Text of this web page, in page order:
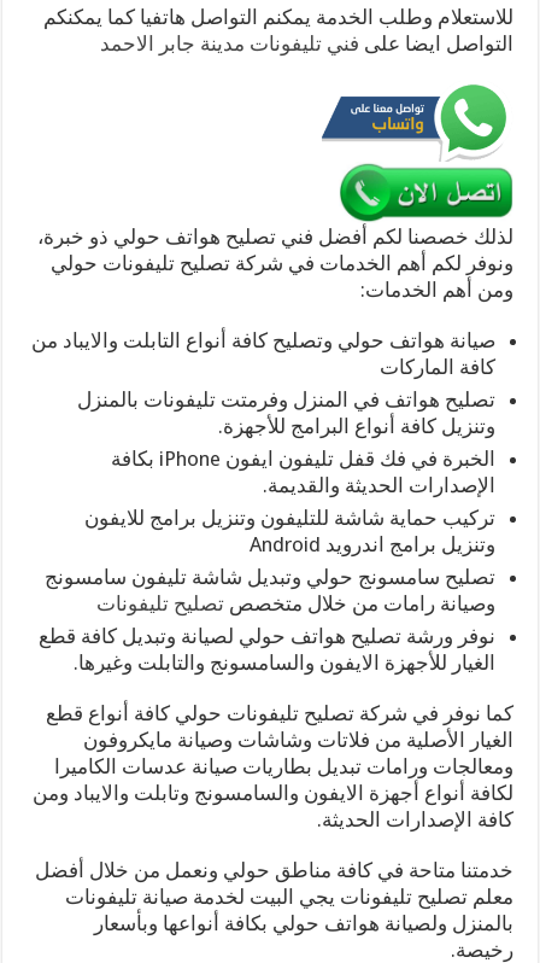
للاستعلام وطلب الخدمة يمكنم التواصل هاتفيا كما يمكنكم
التواصل ايضا على فني تليفونات مدينة جابر الاحمد
لذلك خصصنا لكم أفضل فني تصليح هواتف حولي ذو خبرة،
ونوفر لكم أهم الخدمات في شركة تصليح تليفونات حولي
ومن أهم الخدمات:
صيانة هواتف حولي وتصليح كافة أنواع التابلت والايباد من
كافة الماركات
تصليح هواتف في المنزل وفرمتت تليفونات بالمنزل
وتنزيل كافة أنواع البرامج للأجهزة.
الخبرة في فك قفل تليفون ايفون iPhone بكافة
الإصدارات الحديثة والقديمة.
تركيب حماية شاشة للتليفون وتنزيل برامج للايفون
وتنزيل برامج اندرويد Android
تصليح سامسونج حولي وتبديل شاشة تليفون سامسونج
وصيانة رامات من خلال متخصصتصليح تليفونات
نوفر ورشة تصليح هواتف حولي لصيانة وتبديل كافة قطع
الغيار للأجهزة الايفون والسامسونج والتابلت وغيرها.
كما نوفر في شركة تصليح تليفونات حولي كافة أنواع قطع
الغيار الأصلية من فلاتات وشاشات وصيانة مايكروفون
ومعالجات ورامات تبديل بطاريات صيانة عدسات الكاميرا
لكافة أنواع أجهزة الايفون والسامسونج وتابلت والايباد ومن
كافة الإصدارات الحديثة.
خدمتنا متاحة في كافة مناطق حولي ونعمل من خلال أفضل
معلم تصليح تليفونات يجي البيت لخدمة صيانة تليفونات
بالمنزل ولصيانة هواتف حولي بكافة أنواعها وبأسعار
رخيصة.